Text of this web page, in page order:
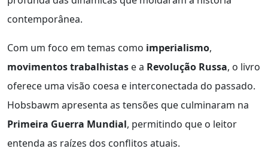
contemporânea.
Com um foco em temas como imperialismo,
movimentos trabalhistas e a Revolução Russa, o livro
oferece uma visão coesa e interconectada do passado.
Hobsbawm apresenta as tensões que culminaram na
Primeira Guerra Mundial, permitindo que o leitor
entenda as raízes dos conflitos atuais.